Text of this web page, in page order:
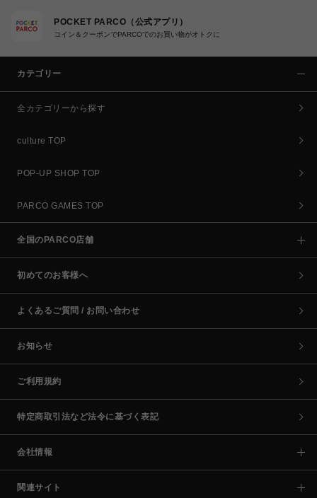
POCKET PARCO（公式アプリ）
コイン＆クーポンでPARCOでのお買い物がオトクに
カテゴリー
全カテゴリーから探す
culture TOP
POP-UP SHOP TOP
PARCO GAMES TOP
全国のPARCO店舗
初めてのお客様へ
よくあるご質問 / お問い合わせ
お知らせ
ご利用規約
特定商取引法など法令に基づく表記
会社情報
関連サイト